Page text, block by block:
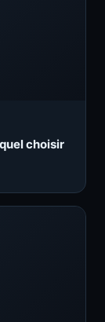
choisir